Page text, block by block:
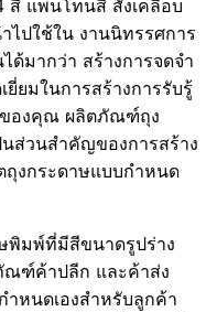
สี แพนโทนสี สั่งเคลือบ
ไปใช้ใน งานนิทรรศการ
ด้มากว่า สร้างการจดจำ
ยมในการสร้างการรับรู้
องคุณ ผลิตภัณฑ์ถุง
ส่วนสำคัญของการสร้าง
ถุงกระดาษแบบกำหนด
พิมพ์ที่มีสีขนาดรูปร่าง
ณฑ์ค้าปลีก และค้าส่ง
หนดเองสำหรับลูกค้า